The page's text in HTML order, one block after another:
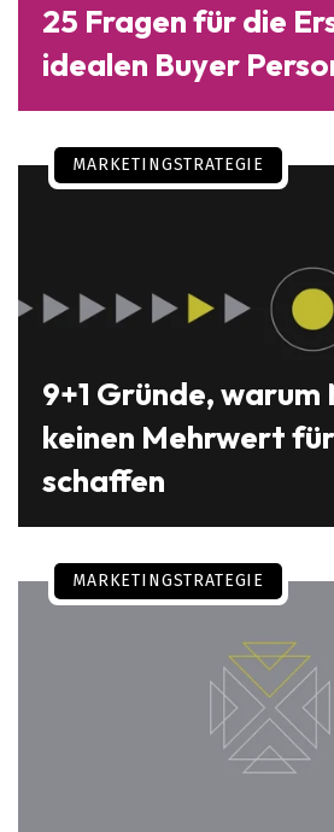
25 Fragen für die
idealen Buyer
9+1 Gründe, warum
keinen Mehrwert
schaffen
MARKETINGSTRATEGIE
MARKETINGSTRATEGIE